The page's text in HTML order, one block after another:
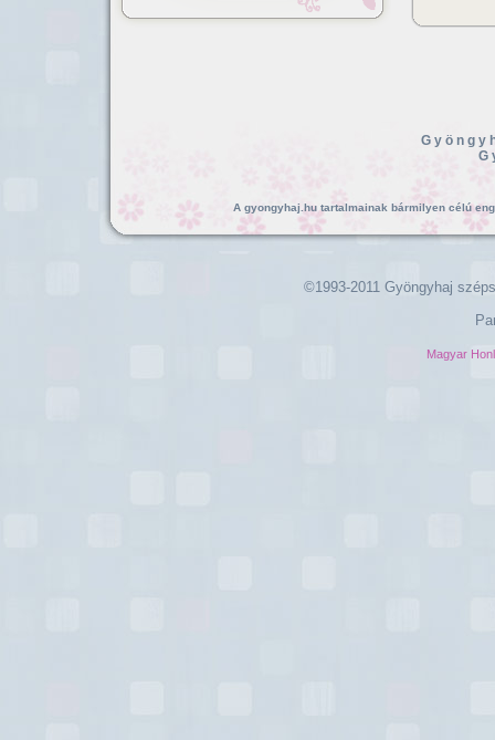
A gyongyhaj.hu tartalmainak bármilyen célú
©1993-2011 Gyöngyhaj
Magyar